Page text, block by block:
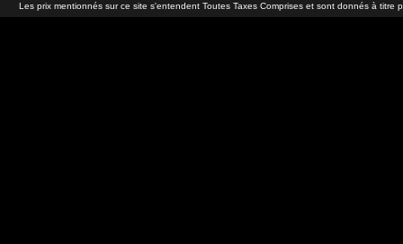
Les prix mentionnés sur ce site s'entendent Toutes Taxes Comprises et sont donnés à